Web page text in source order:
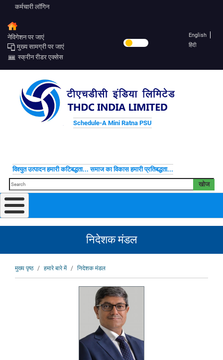
कर्मचारी लॉगिन
नेविगेशन पर जाएं
मुख्य सामग्री पर जाएं
स्क्रीन रीडर एक्सेस
English
हिंदी
Schedule-A Mini Ratna PSU
विद्द्युत उत्पादन हमारी कटिबद्धता... समाज का विकास हमारी प्रतिबद्धता...
खोज
निदेशक मंडल
पग
मुख्य पृष्ठ हमारे बारे में निदेशक मंडल